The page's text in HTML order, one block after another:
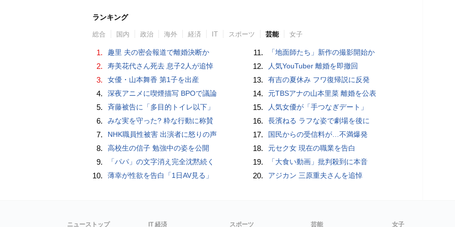
ランキング
総合 国内 政治 海外 経済 IT スポーツ 芸能 女子
1. 趣里 夫の密会報道で離婚決断か
2. 寿美花代さん死去 息子2人が追悼
3. 女優・山本舞香 第1子を出産
4. 深夜アニメに喫煙描写 BPOで議論
5. 斉藤被告に「多目的トイレ以下」
6. みな実を守った? 粋な行動に称賛
7. NHK職員性被害 出演者に怒りの声
8. 高校生の信子 勉強中の姿を公開
9. 「パパ」の文字消え完全沈黙続く
10. 薄幸が性欲を告白「1日AV見る」
11. 「地面師たち」新作の撮影開始か
12. 人気YouTuber 離婚を即撤回
13. 有吉の夏休み フワ復帰説に反発
14. 元TBSアナの山本里菜 離婚を公表
15. 人気女優が「手つなぎデート」
16. 長濱ねる ラフな姿で劇場を後に
17. 国民からの受信料が…不満爆発
18. 元セク女 現在の職業を告白
19. 「大食い動画」批判殺到に本音
20. アジカン 三原重夫さんを追悼
ニューストップ IT 経済 スポーツ 芸能 女子